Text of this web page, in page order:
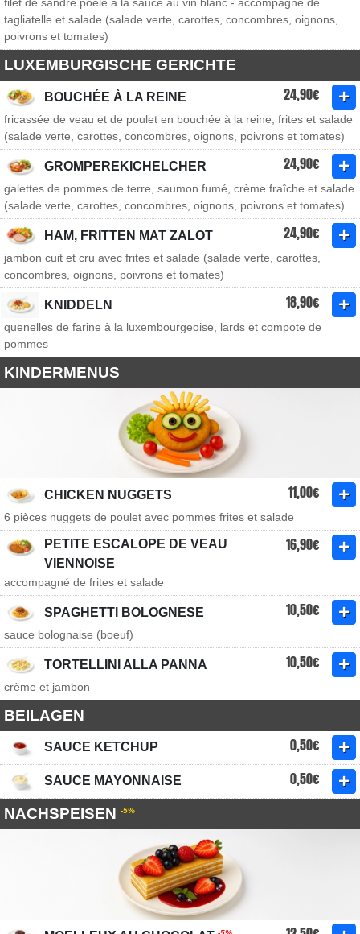
tagliatelle et salade (salade verte, carottes, concombres, oignons,
poivrons et tomates)
LUXEMBURGISCHE GERICHTE
BOUCHÉE À LA REINE 24,90€
fricassée de veau et de poulet en bouchée à la reine, frites et salade
(salade verte, carottes, concombres, oignons, poivrons et tomates)
GROMPEREKICHELCHER 24,90€
galettes de pommes de terre, saumon fumé, crème fraîche et salade
(salade verte, carottes, concombres, oignons, poivrons et tomates)
HAM, FRITTEN MAT ZALOT 24,90€
jambon cuit et cru avec frites et salade (salade verte, carottes,
concombres, oignons, poivrons et tomates)
KNIDDELN 18,90€
quenelles de farine à la luxembourgeoise, lards et compote de
pommes
KINDERMENUS
CHICKEN NUGGETS 11,00€
6 pièces nuggets de poulet avec pommes frites et salade
PETITE ESCALOPE DE VEAU
VIENNOISE
16,90€
accompagné de frites et salade
SPAGHETTI BOLOGNESE 10,50€
sauce bolognaise (boeuf)
TORTELLINI ALLA PANNA 10,50€
crème et jambon
BEILAGEN
SAUCE KETCHUP 0,50€
SAUCE MAYONNAISE 0,50€
NACHSPEISEN -5%